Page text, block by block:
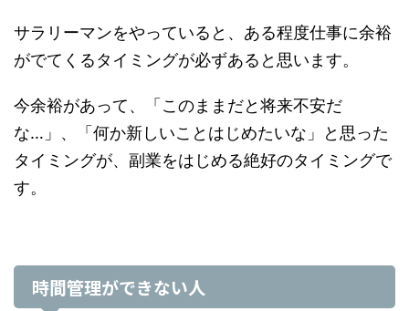
サラリーマンをやっていると、ある程度仕事に余裕
がでてくるタイミングが必ずあると思います。
今余裕があって、「このままだと将来不安だ
な…」、「何か新しいことはじめたいな」と思った
タイミングが、副業をはじめる絶好のタイミングで
す。
時間管理ができない人